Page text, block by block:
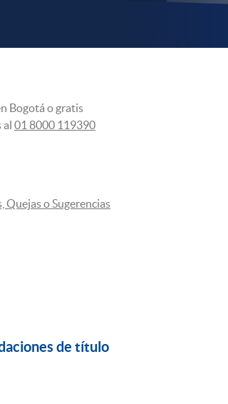
Bogotá o gratis
al 01 8000 119390
Quejas o Sugerencias
de título